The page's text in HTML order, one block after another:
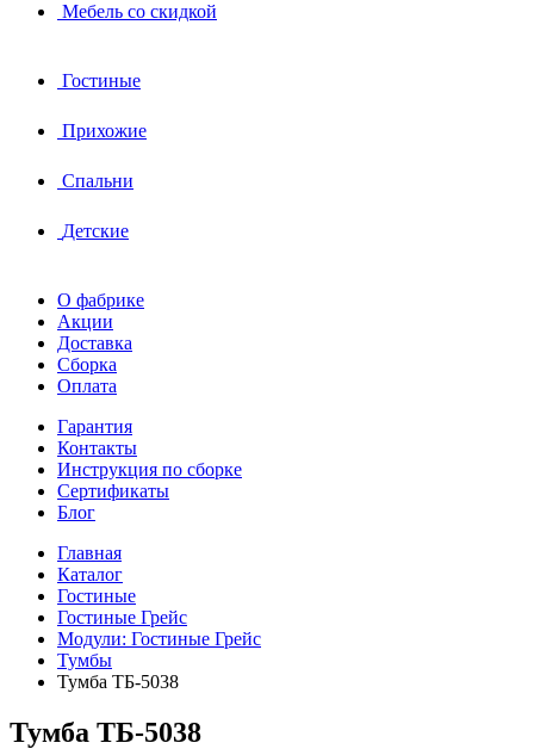
Мебель со скидкой
Гостиные
Прихожие
Спальни
Детские
О фабрике
Акции
Доставка
Сборка
Оплата
Гарантия
Контакты
Инструкция по сборке
Сертификаты
Блог
Главная
Каталог
Гостиные
Гостиные Грейс
Модули: Гостиные Грейс
Тумбы
Тумба ТБ-5038
Тумба ТБ-5038